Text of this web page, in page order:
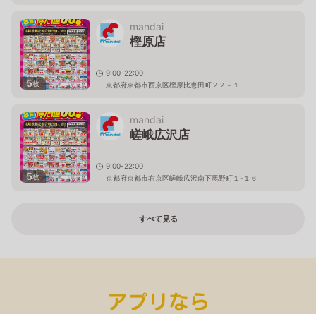
5枚
mandai
樫原店
9:00-22:00
京都府京都市西京区樫原比恵田町２２－１
5枚
mandai
嵯峨広沢店
9:00-22:00
京都府京都市右京区嵯峨広沢南下馬野町１-１６
すべて見る